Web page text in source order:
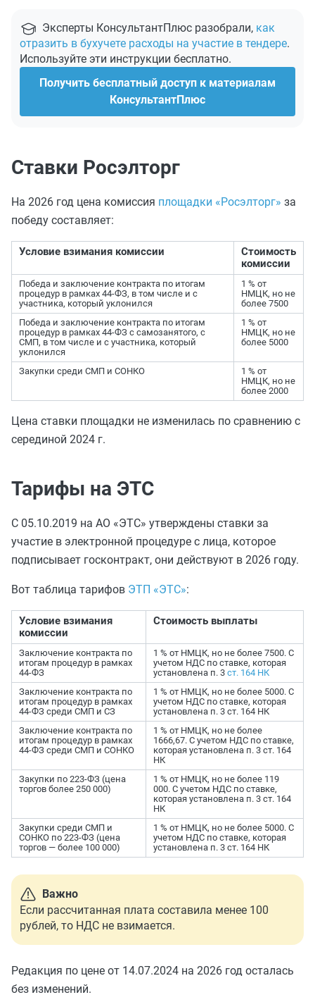
Эксперты КонсультантПлюс разобрали, как
отразить в бухучете расходы на участие в тендере.
Используйте эти инструкции бесплатно.
Получить бесплатный доступ к материалам
КонсультантПлюс
Ставки Росэлторг
На 2026 год цена комиссия площадки «Росэлторг» за
победу составляет:
Условие взимания комиссии
Стоимость
комиссии
Победа и заключение контракта по итогам
процедур в рамках 44-ФЗ, в том числе и с
участника, который уклонился
1 % от
НМЦК, но не
более 7500
Победа и заключение контракта по итогам
процедур в рамках 44-ФЗ с самозанятого, с
СМП, в том числе и с участника, который
уклонился
1 % от
НМЦК, но не
более 5000
Закупки среди СМП и СОНКО
1 % от
НМЦК, но не
более 2000
Цена ставки площадки не изменилась по сравнению с
серединой 2024 г.
Тарифы на ЭТС
С 05.10.2019 на АО «ЭТС» утверждены ставки за
участие в электронной процедуре с лица, которое
подписывает госконтракт, они действуют в 2026 году.
Вот таблица тарифов ЭТП «ЭТС»:
Условие взимания
комиссии
Стоимость выплаты
Заключение контракта по
итогам процедур в рамках
44-ФЗ
1 % от НМЦК, но не более 7500. С
учетом НДС по ставке, которая
установлена п. 3 ст. 164 НК
Заключение контракта по
итогам процедур в рамках
44-ФЗ среди СМП и СЗ
1 % от НМЦК, но не более 5000. С
учетом НДС по ставке, которая
установлена п. 3 ст. 164 НК
Заключение контракта по
итогам процедур в рамках
44-ФЗ среди СМП и СОНКО
1 % от НМЦК, но не более
1666,67. С учетом НДС по ставке,
которая установлена п. 3 ст. 164
НК
Закупки по 223-ФЗ (цена
торгов более 250 000)
1 % от НМЦК, но не более 119
000. С учетом НДС по ставке,
которая установлена п. 3 ст. 164
НК
Закупки среди СМП и
СОНКО по 223-ФЗ (цена
торгов — более 100 000)
1 % от НМЦК, но не более 5000. С
учетом НДС по ставке, которая
установлена п. 3 ст. 164 НК
Важно
Если рассчитанная плата составила менее 100
рублей, то НДС не взимается.
Редакция по цене от 14.07.2024 на 2026 год осталась
без изменений.